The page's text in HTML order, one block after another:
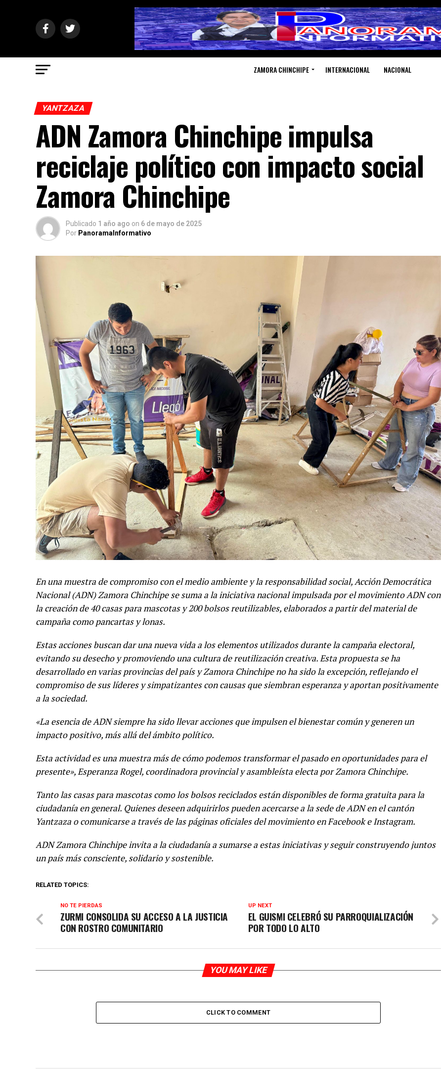
ZAMORA CHINCHIPE INTERNACIONAL NACIONAL
YANTZAZA
ADN Zamora Chinchipe impulsa
reciclaje político con impacto social
Zamora Chinchipe
Publicado 1 año ago on 6 de mayo de 2025
Por PanoramaInformativo
En una muestra de compromiso con el medio ambiente y la responsabilidad social, Acción Democrática
Nacional (ADN) Zamora Chinchipe se suma a la iniciativa nacional impulsada por el movimiento ADN con
la creación de 40 casas para mascotas y 200 bolsos reutilizables, elaborados a partir del material de
campaña como pancartas y lonas.
Estas acciones buscan dar una nueva vida a los elementos utilizados durante la campaña electoral,
evitando su desecho y promoviendo una cultura de reutilización creativa. Esta propuesta se ha
desarrollado en varias provincias del país y Zamora Chinchipe no ha sido la excepción, reflejando el
compromiso de sus líderes y simpatizantes con causas que siembran esperanza y aportan positivamente
a la sociedad.
«La esencia de ADN siempre ha sido llevar acciones que impulsen el bienestar común y generen un
impacto positivo, más allá del ámbito político.
Esta actividad es una muestra más de cómo podemos transformar el pasado en oportunidades para el
presente», Esperanza Rogel, coordinadora provincial y asambleísta electa por Zamora Chinchipe.
Tanto las casas para mascotas como los bolsos reciclados están disponibles de forma gratuita para la
ciudadanía en general. Quienes deseen adquirirlos pueden acercarse a la sede de ADN en el cantón
Yantzaza o comunicarse a través de las páginas oficiales del movimiento en Facebook e Instagram.
ADN Zamora Chinchipe invita a la ciudadanía a sumarse a estas iniciativas y seguir construyendo juntos
un país más consciente, solidario y sostenible.
RELATED TOPICS:
UP NEXT
EL GUISMI CELEBRÓ SU PARROQUIALIZACIÓN
POR TODO LO ALTO
NO TE PIERDAS
ZURMI CONSOLIDA SU ACCESO A LA JUSTICIA
CON ROSTRO COMUNITARIO
YOU MAY LIKE
CLICK TO COMMENT